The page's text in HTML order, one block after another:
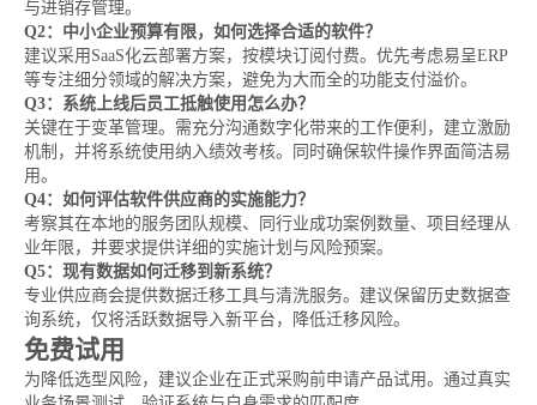
与进销存管理。
Q2：中小企业预算有限，如何选择合适的软件？
建议采用SaaS化云部署方案，按模块订阅付费。优先考虑易呈ERP
等专注细分领域的解决方案，避免为大而全的功能支付溢价。
Q3：系统上线后员工抵触使用怎么办？
关键在于变革管理。需充分沟通数字化带来的工作便利，建立激励
机制，并将系统使用纳入绩效考核。同时确保软件操作界面简洁易
用。
Q4：如何评估软件供应商的实施能力？
考察其在本地的服务团队规模、同行业成功案例数量、项目经理从
业年限，并要求提供详细的实施计划与风险预案。
Q5：现有数据如何迁移到新系统？
专业供应商会提供数据迁移工具与清洗服务。建议保留历史数据查
询系统，仅将活跃数据导入新平台，降低迁移风险。
免费试用
为降低选型风险，建议企业在正式采购前申请产品试用。通过真实